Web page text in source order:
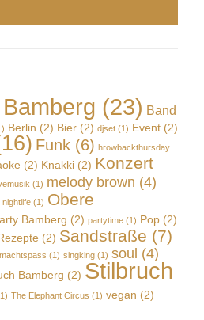
Bamberg (23) Band
Berlin (2) Bier (2) djset (1) Event (2)
Funk (6) hrowbackthursday
(2) Knakki (2) Konzert
(1) melody brown (4)
nightlife (1) Obere
Bamberg (2) partytime (1) Pop (2)
(2) Sandstraße (7)
(1) singking (1) soul (4)
Bamberg (2) Stilbruch
The Elephant Circus (1) vegan (2)